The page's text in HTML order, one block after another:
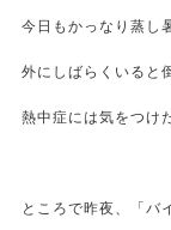
今日もかっなり蒸し
外にしばらくいると
熱中症には気をつけ
ところで昨夜、「バ